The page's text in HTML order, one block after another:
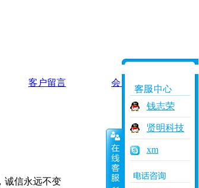
客户留言 会员中心
钱志荣
贤明科技
xm